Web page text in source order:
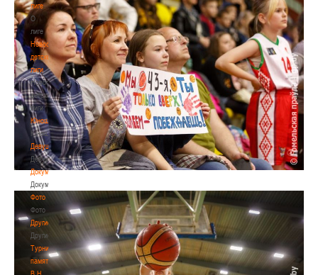
лиге
О
лиге
Новости
детской
лиги
Новости
детской
лиги
Юноши
Юноши
Девушки
Девушки
Документы
Документы
Фото
Фото
Другие
Другие
Турнир
памяти
В.Н.